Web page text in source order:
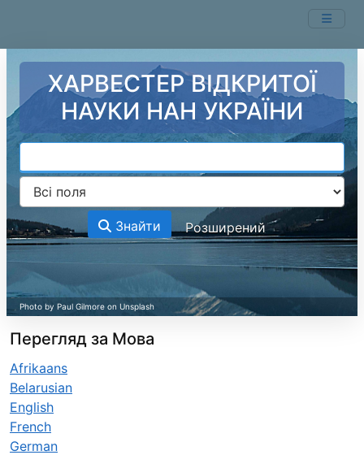
ХАРВЕСТЕР ВІДКРИТОЇ
НАУКИ НАН УКРАЇНИ
Знайти Розширений
Перегляд за Мова
Afrikaans
Belarusian
English
French
German